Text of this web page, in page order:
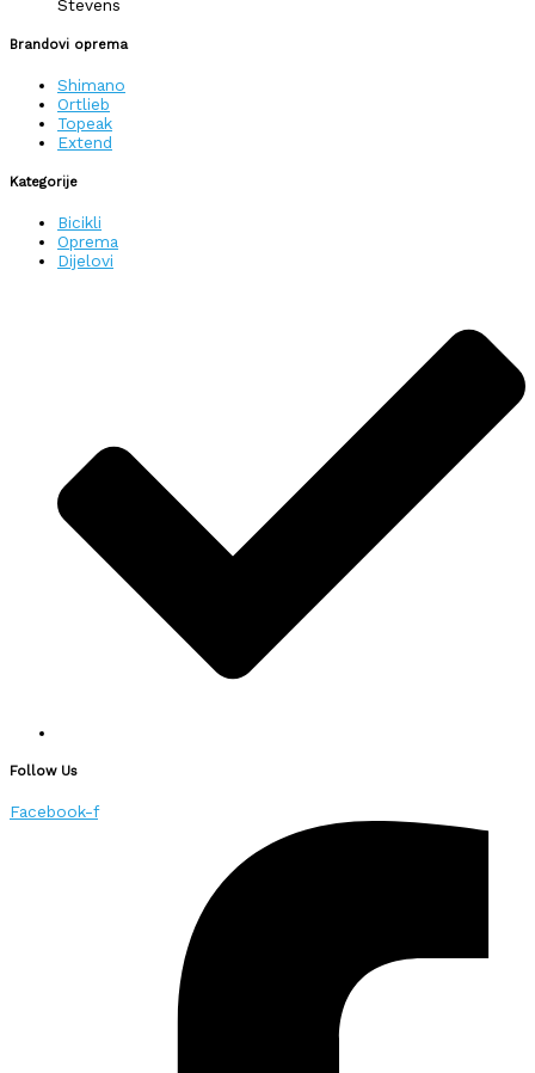
Stevens
Brandovi oprema
Shimano
Ortlieb
Topeak
Extend
Kategorije
Bicikli
Oprema
Dijelovi
Follow Us
Facebook-f